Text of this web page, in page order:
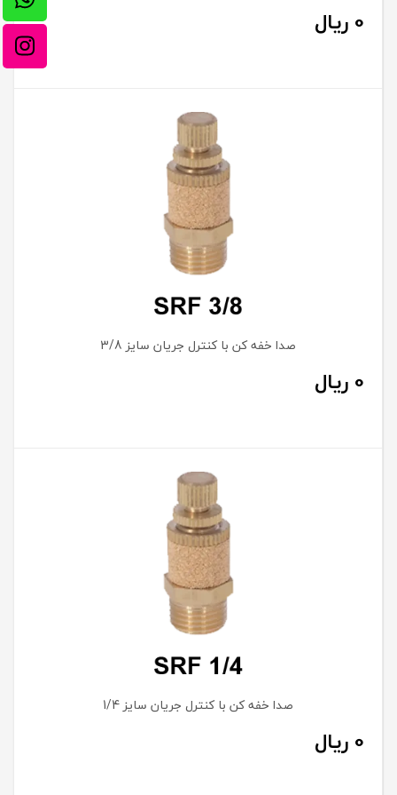
0 ریال
صدا خفه کن با کنترل جریان سایز 3/8
0 ریال
صدا خفه کن با کنترل جریان سایز 1/4
0 ریال